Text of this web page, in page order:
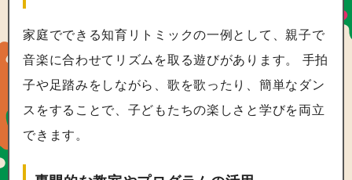
家庭でできる知育リトミックの一例として、親子で
音楽に合わせてリズムを取る遊びがあります。 手拍
子や足踏みをしながら、歌を歌ったり、簡単なダン
スをすることで、子どもたちの楽しさと学びを両立
できます。